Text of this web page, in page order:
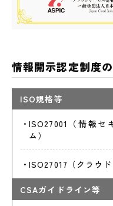
情報開示認定制度
ISO規格等
ISO27001（情報
ム）
ISO27017（クラウ
CSAガイドライン等